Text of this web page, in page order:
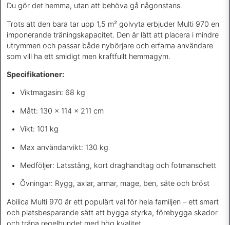
Du gör det hemma, utan att behöva gå någonstans.
Trots att den bara tar upp 1,5 m² golvyta erbjuder Multi 970 en
imponerande träningskapacitet. Den är lätt att placera i mindre
utrymmen och passar både nybörjare och erfarna användare
som vill ha ett smidigt men kraftfullt hemmagym.
Specifikationer:
Viktmagasin: 68 kg
Mått: 130 x 114 x 211 cm
Vikt: 101 kg
Max användarvikt: 130 kg
Medföljer: Latsstång, kort draghandtag och fotmanschett
Övningar: Rygg, axlar, armar, mage, ben, säte och bröst
Abilica Multi 970 är ett populärt val för hela familjen – ett smart
och platsbesparande sätt att bygga styrka, förebygga skador
och träna regelbundet med hög kvalitet.